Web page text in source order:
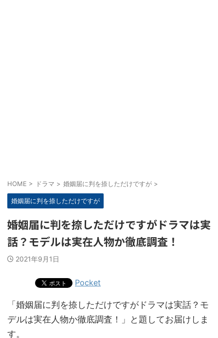
HOME > ドラマ > 婚姻届に判を捺しただけですが >
婚姻届に判を捺しただけですが
婚姻届に判を捺しただけですがドラマは実
話？モデルは実在人物か徹底調査！
2021年9月1日
Pocket
「婚姻届に判を捺しただけですがドラマは実話？モ
デルは実在人物か徹底調査！」と題してお届けしま
す。